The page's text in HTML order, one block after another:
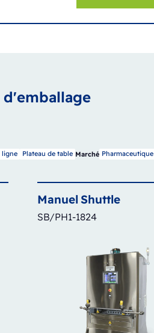
d'emballage
ligne Plateau de table Marché Pharmaceutique
Manuel Shuttle
SB/PH1-1824